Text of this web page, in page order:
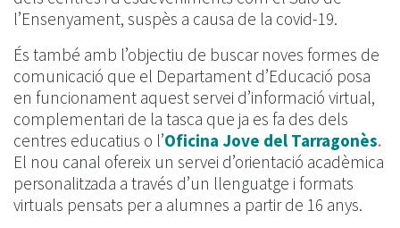
l’Ensenyament, suspès a causa de la covid-19.
És també amb l’objectiu de buscar noves formes de
comunicació que el Departament d’Educació posa
en funcionament aquest servei d’informació virtual,
complementari de la tasca que ja es fa des dels
centres educatius o l’Oficina Jove del Tarragonès.
El nou canal ofereix un servei d’orientació acadèmica
personalitzada a través d’un llenguatge i formats
virtuals pensats per a alumnes a partir de 16 anys.